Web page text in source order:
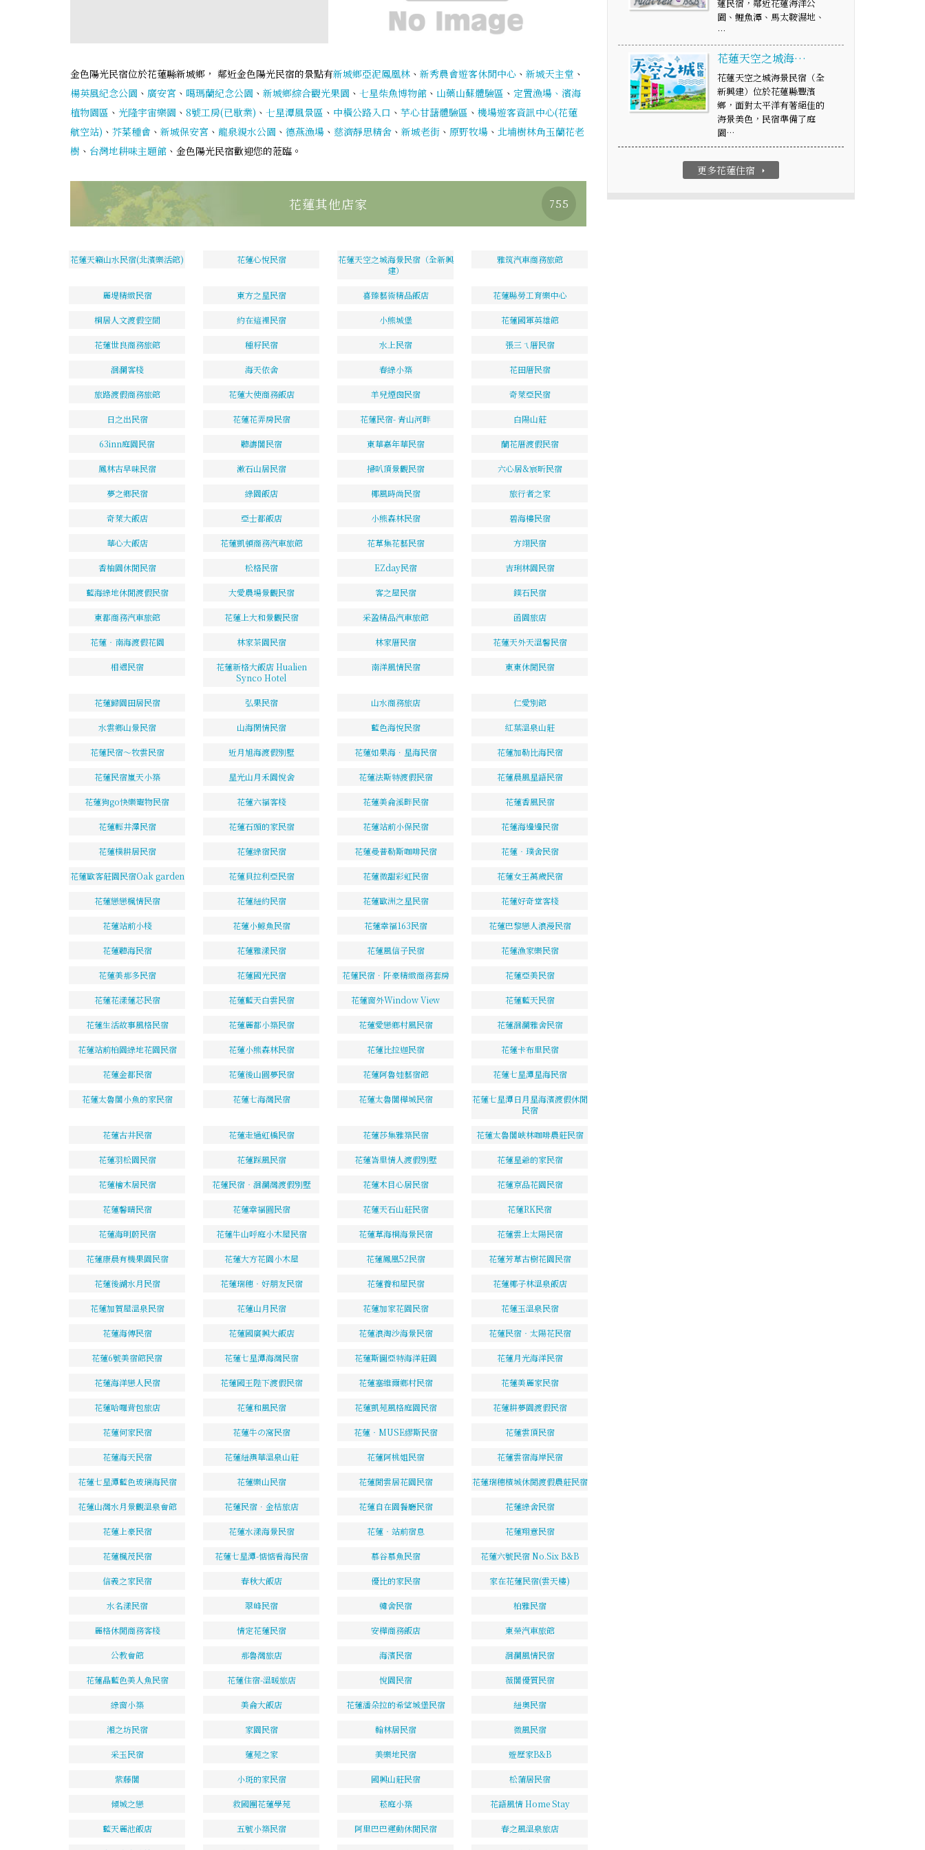
金色陽光民宿位於花蓮縣新城鄉， 鄰近金色陽光民宿的景點有新城鄉亞泥鳳凰林 、 新秀農會遊客休閒中心 、 新城天主堂 、
楊英風紀念公園 、 廣安宮 、 噶瑪蘭紀念公園 、 新城鄉綜合觀光果園 、 七星柴魚博物館 、 山藥山蘇體驗區 、 定置漁場、濱海
植物園區 、 光隆宇宙樂園 、 8號工房(已歇業) 、 七星潭風景區 、 中橫公路入口 、 芋心甘藷體驗區 、 機場遊客資訊中心(花蓮
航空站) 、 芥菜種會 、 新城保安宮 、 龍泉親水公園 、 德燕漁場 、 慈濟靜思精舍 、 新城老街 、 原野牧場 、 北埔樹林角玉蘭花老
樹 、 台灣地耕味主題館 、金色陽光民宿歡迎您的蒞臨。
花蓮其他店家 755
花蓮天籟山水民宿(北濱樂活館) 花蓮心悅民宿
花蓮天空之城海景民宿（全新興
建）
雅筑汽車商務旅館
麗堤精緻民宿 東方之星民宿 喜臻藝術精品飯店 花蓮縣勞工育樂中心
桐居人文渡假空間 約在這裡民宿 小熊城堡 花蓮國軍英雄館
花蓮世良商務旅館 種籽民宿 水上民宿 張三ㄟ厝民宿
洄瀾客棧 海天依舍 春綠小築 花田厝民宿
旅路渡假商務旅館 花蓮大使商務飯店 羊兒煙囪民宿 奇萊亞民宿
日之出民宿 花蓮花弄房民宿 花蓮民宿- 青山河畔 白陽山莊
63inn庭園民宿 聽濤閣民宿 東華嘉年華民宿 蘭花厝渡假民宿
鳳林古早味民宿 漱石山居民宿 掃叭頂景觀民宿 六心居&宸昕民宿
夢之鄉民宿 綠園飯店 椰風時尚民宿 旅行者之家
奇萊大飯店 亞士都飯店 小熊森林民宿 碧海樓民宿
華心大飯店 花蓮凱頓商務汽車旅館 花草集花藝民宿 方翊民宿
香柚園休閒民宿 松格民宿 EZday民宿 吉琍林園民宿
藍海綠地休閒渡假民宿 大愛農場景觀民宿 客之屋民宿 鏷石民宿
東都商務汽車旅館 花蓮上大和景觀民宿 采盈精品汽車旅館 函園旅店
花蓮‧南海渡假花園 林家茶園民宿 林家厝民宿 花蓮天外天溫馨民宿
相遇民宿
花蓮新格大飯店 Hualien
Synco Hotel
南洋風情民宿 東東休閒民宿
花蓮歸園田居民宿 弘果民宿 山水商務旅店 仁愛別館
水雲鄉山景民宿 山海閑情民宿 藍色海悅民宿 紅葉溫泉山莊
花蓮民宿～牧雲民宿 近月旭海渡假別墅 花蓮如果海．星海民宿 花蓮加勒比海民宿
花蓮民宿嵐天小築 星光山月禾園悅舍 花蓮法斯特渡假民宿 花蓮晨風星語民宿
花蓮狗go快樂寵物民宿 花蓮六福客棧 花蓮美侖溪畔民宿 花蓮香風民宿
花蓮輕井澤民宿 花蓮石頭的家民宿 花蓮站前小保民宿 花蓮海邊邊民宿
花蓮樸耕居民宿 花蓮綠宿民宿 花蓮曼普勒斯咖啡民宿 花蓮‧璞舍民宿
花蓮歐客莊園民宿Oak garden 花蓮貝拉利亞民宿 花蓮微甜彩虹民宿 花蓮女王萬歲民宿
花蓮戀戀楓情民宿 花蓮紐約民宿 花蓮歐洲之星民宿 花蓮好奇堂客棧
花蓮站前小棧 花蓮小鯨魚民宿 花蓮幸福163民宿 花蓮巴黎戀人浪漫民宿
花蓮聽海民宿 花蓮雅漾民宿 花蓮風信子民宿 花蓮漁家樂民宿
花蓮美那多民宿 花蓮國光民宿 花蓮民宿．阡豪精緻商務套房 花蓮亞美民宿
花蓮花漾蓮芯民宿 花蓮藍天白雲民宿 花蓮窗外Window View 花蓮藍天民宿
花蓮生活故事風格民宿 花蓮麗都小築民宿 花蓮愛戀鄉村風民宿 花蓮洄瀾雅舍民宿
花蓮站前柏園綠地花園民宿 花蓮小熊森林民宿 花蓮比拉迦民宿 花蓮卡布里民宿
花蓮金都民宿 花蓮後山圓夢民宿 花蓮阿魯娃藝宿館 花蓮七星潭星海民宿
花蓮太魯閣小魚的家民宿 花蓮七海灣民宿 花蓮太魯閣樺城民宿
花蓮七星潭日月星海濱渡假休閒
民宿
花蓮古井民宿 花蓮走過虹橋民宿 花蓮莎集雅築民宿 花蓮太魯閣峽林咖啡農莊民宿
花蓮羽松園民宿 花蓮踩風民宿 花蓮峇里情人渡假別墅 花蓮星爺的家民宿
花蓮檜木居民宿 花蓮民宿‧洄瀾灣渡假別墅 花蓮木目心居民宿 花蓮京品花園民宿
花蓮馨晴民宿 花蓮幸福圓民宿 花蓮天石山莊民宿 花蓮RK民宿
花蓮海明蔚民宿 花蓮牛山呼庭小木屋民宿 花蓮草海桐海景民宿 花蓮雲上太陽民宿
花蓮康晨有機果園民宿 花蓮大方花園小木屋 花蓮鳳凰52民宿 花蓮芳草古樹花園民宿
花蓮後湖水月民宿 花蓮瑞穗‧好朋友民宿 花蓮養和屋民宿 花蓮椰子林溫泉飯店
花蓮加賀屋溫泉民宿 花蓮山月民宿 花蓮加家花園民宿 花蓮玉溫泉民宿
花蓮海傳民宿 花蓮國廣興大飯店 花蓮浪淘沙海景民宿 花蓮民宿‧太陽花民宿
花蓮6號美宿館民宿 花蓮七星潭海灣民宿 花蓮斯圖亞特海洋莊園 花蓮月光海洋民宿
花蓮海洋戀人民宿 花蓮國王陛下渡假民宿 花蓮塞維爾鄉村民宿 花蓮美麗家民宿
花蓮哈囉背包旅店 花蓮和風民宿 花蓮凱苑風格庭園民宿 花蓮耕夢園渡假民宿
花蓮何家民宿 花蓮牛の窩民宿 花蓮‧MUSE繆斯民宿 花蓮雲頂民宿
花蓮海天民宿 花蓮紐澳華溫泉山莊 花蓮阿桃姐民宿 花蓮雲宿海岸民宿
花蓮七星潭藍色玻璃海民宿 花蓮樂山民宿 花蓮閒雲居花園民宿 花蓮瑞穗檳城休閒渡假農莊民宿
花蓮山灣水月景觀溫泉會館 花蓮民宿．金桔旅店 花蓮自在園餐廳民宿 花蓮綠舍民宿
花蓮上豪民宿 花蓮水漾海景民宿 花蓮‧站前宿息 花蓮翔意民宿
花蓮楓茂民宿 花蓮七星潭-惦惦看海民宿 慕谷慕魚民宿 花蓮六號民宿 No.Six B&B
信義之家民宿 春秋大飯店 優比的家民宿 家在花蓮民宿(雲天樓)
水名漾民宿 翠峰民宿 韓舍民宿 柏雅民宿
麗格休閒商務客棧 情定花蓮民宿 安樺商務飯店 東榮汽車旅館
公教會館 那魯灣旅店 海濱民宿 洄瀾風情民宿
花蓮晶藍色美人魚民宿 花蓮住宿-溫暖旅店 悅園民宿 薇閣優質民宿
綠窗小築 美侖大飯店 花蓮潘朵拉的希望城堡民宿 紐奧民宿
湘之坊民宿 家園民宿 翰林居民宿 微風民宿
采玉民宿 蓮苑之家 美樂地民宿 遊歷家B&B
紫藤閣 小斑的家民宿 國興山莊民宿 松蒲居民宿
傾城之戀 救國團花蓮學苑 菘庭小築 花語風情 Home Stay
藍天麗池飯店 五號小築民宿 阿里巴巴運動休閒民宿 春之風溫泉旅店
蓮民宿，鄰近花蓮海洋公
園、鯉魚潭、馬太鞍濕地、
…
花蓮天空之城海…
花蓮天空之城海景民宿（全
新興建）位於花蓮縣豐濱
鄉，面對太平洋有著絕佳的
海景美色，民宿準備了庭
園…
更多花蓮住宿 arrow_right